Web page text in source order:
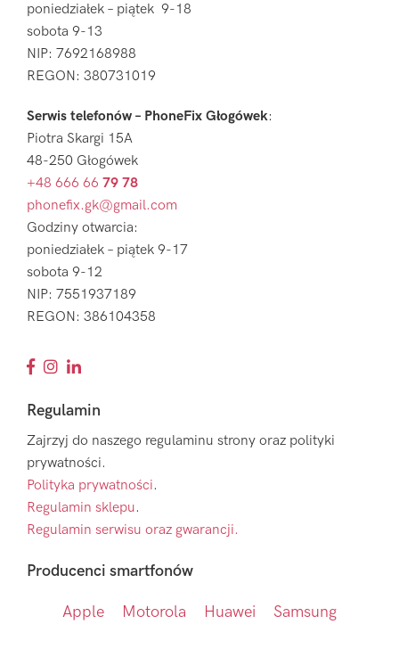
poniedziałek – piątek 9-18
sobota 9-13
NIP: 7692168988
REGON: 380731019
Serwis telefonów – PhoneFix Głogówek:
Piotra Skargi 15A
48-250 Głogówek
+48 666 66 79 78
phonefix.gk@gmail.com
Godziny otwarcia:
poniedziałek – piątek 9-17
sobota 9-12
NIP: 7551937189
REGON: 386104358
Regulamin
Zajrzyj do naszego regulaminu strony oraz polityki
prywatności.
Polityka prywatności.
Regulamin sklepu.
Regulamin serwisu oraz gwarancji.
Producenci smartfonów
Apple Motorola Huawei Samsung